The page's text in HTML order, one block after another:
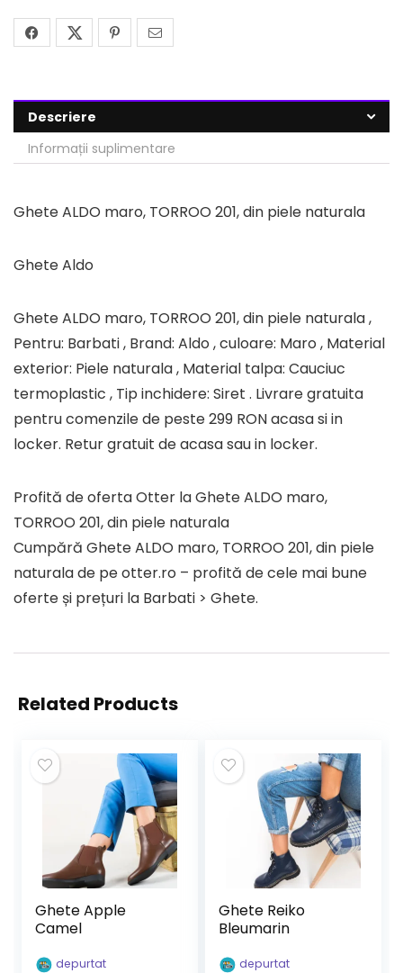
Descriere
Informații suplimentare
Ghete ALDO maro, TORROO 201, din piele naturala
Ghete Aldo
Ghete ALDO maro, TORROO 201, din piele naturala ,
Pentru: Barbati , Brand: Aldo , culoare: Maro , Material
exterior: Piele naturala , Material talpa: Cauciuc
termoplastic , Tip inchidere: Siret . Livrare gratuita
pentru comenzile de peste 299 RON acasa si in
locker. Retur gratuit de acasa sau in locker.
Profită de oferta Otter la Ghete ALDO maro,
TORROO 201, din piele naturala
Cumpără Ghete ALDO maro, TORROO 201, din piele
naturala de pe otter.ro – profită de cele mai bune
oferte și prețuri la Barbati > Ghete.
Related Products
Ghete Apple
Camel
depurtat
Ghete Reiko
Bleumarin
depurtat